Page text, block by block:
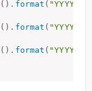
( ) . format ( "YYYY/
( ) . format ( "YYYY/
( ) . format ( "YYYY/